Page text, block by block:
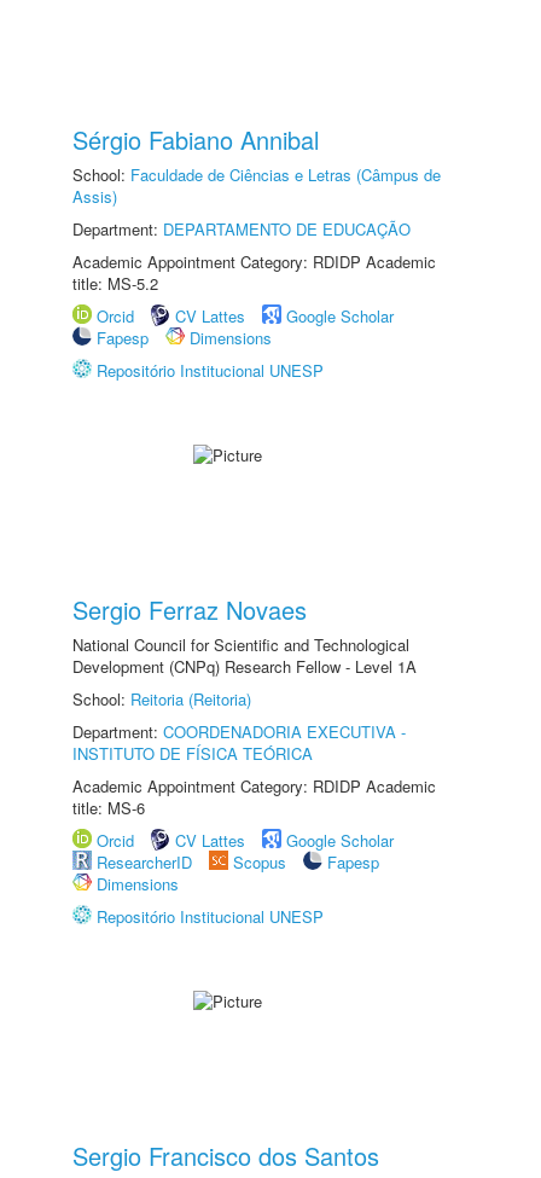
Sérgio Fabiano Annibal
School: Faculdade de Ciências e Letras (Câmpus de
Assis)
Department: DEPARTAMENTO DE EDUCAÇÃO
Academic Appointment Category: RDIDP Academic
title: MS-5.2
Orcid
CV Lattes
Google Scholar
Fapesp
Dimensions
Repositório Institucional UNESP
Sergio Ferraz Novaes
National Council for Scientific and Technological
Development (CNPq) Research Fellow - Level 1A
School: Reitoria (Reitoria)
Department: COORDENADORIA EXECUTIVA -
INSTITUTO DE FÍSICA TEÓRICA
Academic Appointment Category: RDIDP Academic
title: MS-6
Orcid
CV Lattes
Google Scholar
ResearcherID
Scopus
Fapesp
Dimensions
Repositório Institucional UNESP
Sergio Francisco dos Santos